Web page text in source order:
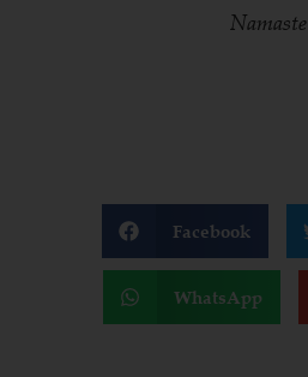
Namaste
Facebook
WhatsApp